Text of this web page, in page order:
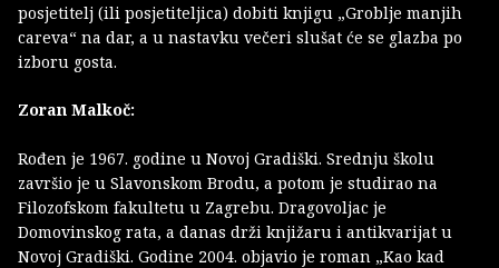
posjetitelj (ili posjetiteljica) dobiti knjigu „Groblje manjih
careva“ na dar, a u nastavku večeri slušat će se glazba po
izboru gosta.
Zoran Malkoč:
Rođen je 1967. godine u Novoj Gradiški. Srednju školu
završio je u Slavonskom Brodu, a potom je studirao na
Filozofskom fakultetu u Zagrebu. Dragovoljac je
Domovinskog rata, a danas drži knjižaru i antikvarijat u
Novoj Gradiški. Godine 2004. objavio je roman „Kao kad